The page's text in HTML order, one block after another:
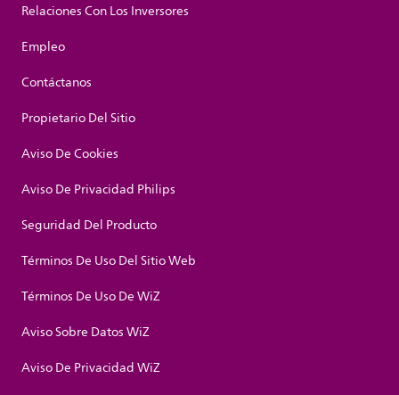
Relaciones Con Los Inversores
Empleo
Contáctanos
Propietario Del Sitio
Aviso De Cookies
Aviso De Privacidad Philips
Seguridad Del Producto
Términos De Uso Del Sitio Web
Términos De Uso De WiZ
Aviso Sobre Datos WiZ
Aviso De Privacidad WiZ